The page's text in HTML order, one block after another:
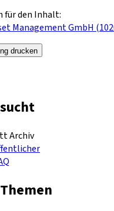
den Inhalt:
Management GmbH
drucken
Archiv